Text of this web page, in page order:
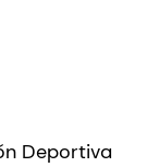
Deportiva